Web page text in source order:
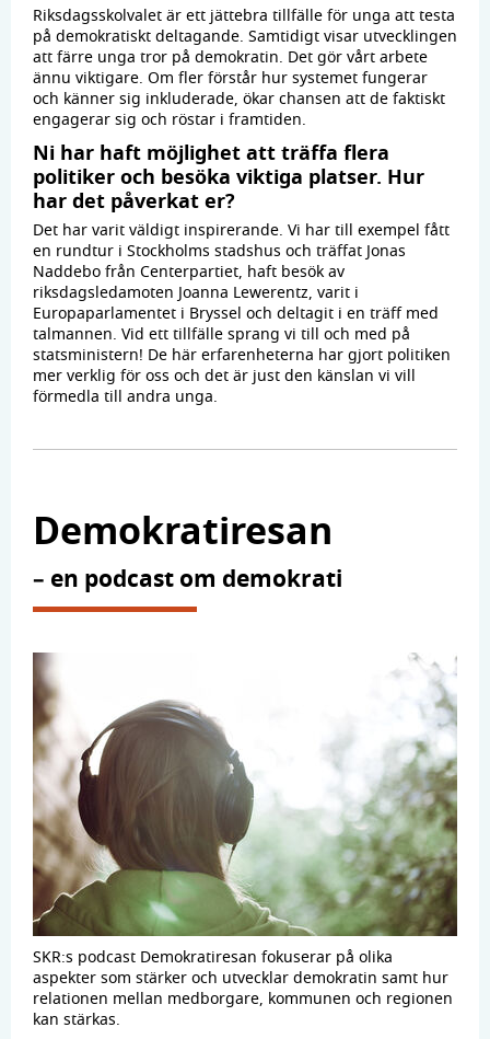
Riksdagsskolvalet är ett jättebra tillfälle för unga att testa
på demokratiskt deltagande. Samtidigt visar utvecklingen
att färre unga tror på demokratin. Det gör vårt arbete
ännu viktigare. Om fler förstår hur systemet fungerar
och känner sig inkluderade, ökar chansen att de faktiskt
engagerar sig och röstar i framtiden.
Ni har haft möjlighet att träffa flera
politiker och besöka viktiga platser. Hur
har det påverkat er?
Det har varit väldigt inspirerande. Vi har till exempel fått
en rundtur i Stockholms stadshus och träffat Jonas
Naddebo från Centerpartiet, haft besök av
riksdagsledamoten Joanna Lewerentz, varit i
Europaparlamentet i Bryssel och deltagit i en träff med
talmannen. Vid ett tillfälle sprang vi till och med på
statsministern! De här erfarenheterna har gjort politiken
mer verklig för oss och det är just den känslan vi vill
förmedla till andra unga.
Demokratiresan
– en podcast om demokrati
SKR:s podcast Demokratiresan fokuserar på olika
aspekter som stärker och utvecklar demokratin samt hur
relationen mellan medborgare, kommunen och regionen
kan stärkas.